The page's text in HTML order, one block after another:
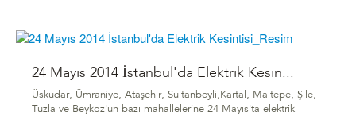
24 Mayıs 2014 İstanbul'da Elektrik Kesin...
Üsküdar, Ümraniye, Ataşehir, Sultanbeyli,Kartal, Maltepe, Şile,
Tuzla ve Beykoz'un bazı mahallelerine 24 Mayıs'ta elektrik